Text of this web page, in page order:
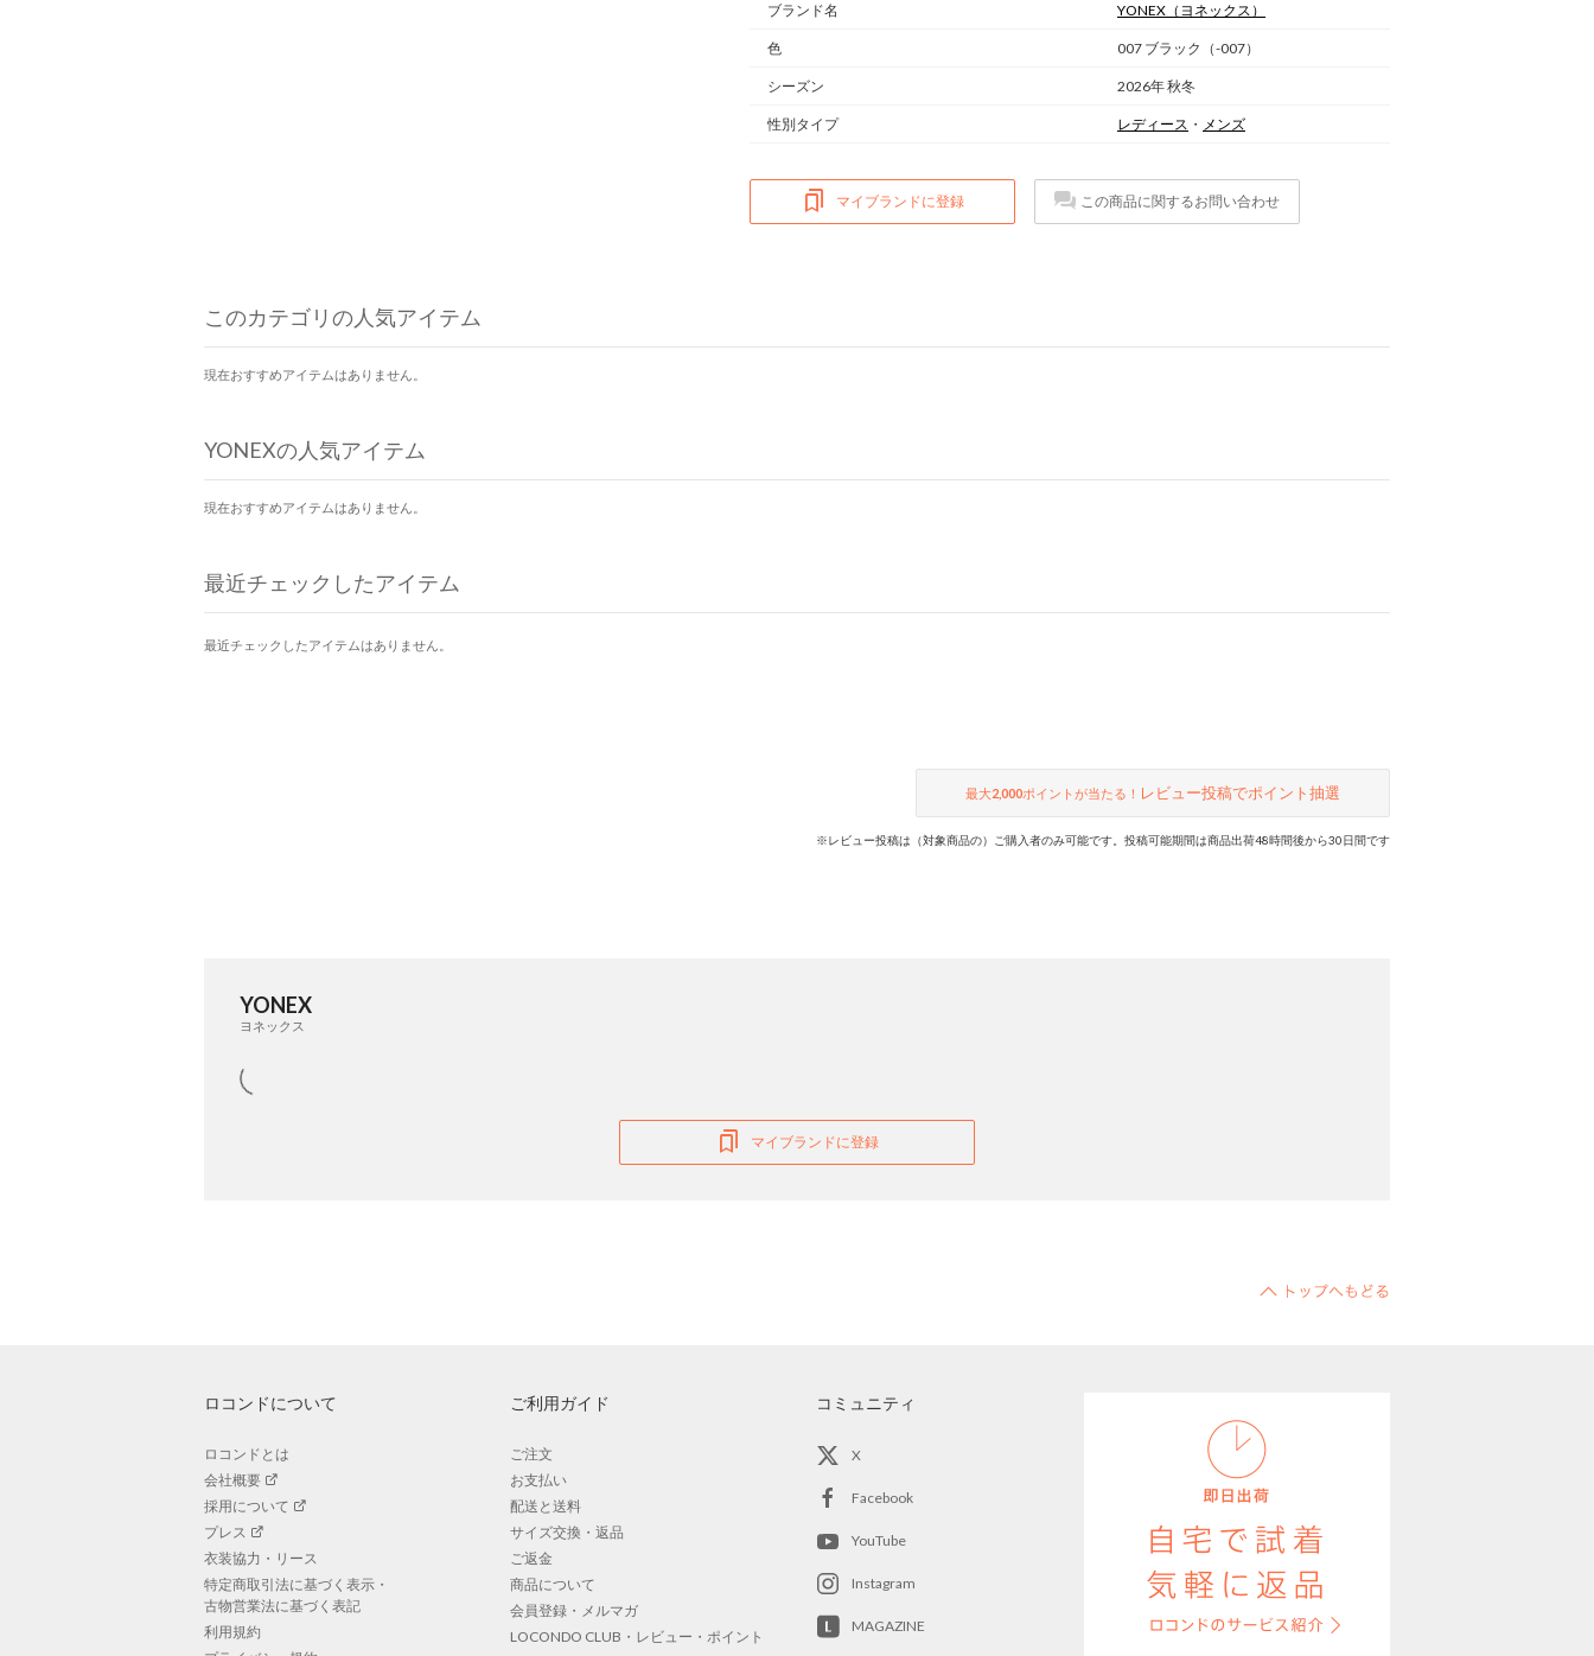
ブランド名 YONEX （ヨネックス）
色 007 ブラック（-007）
シーズン 2026年 秋冬
性別タイプ レディース ・ メンズ
マイブランドに登録 この商品に関するお問い合わせ
このカテゴリの人気アイテム
現在おすすめアイテムはありません。
YONEXの人気アイテム
現在おすすめアイテムはありません。
最近チェックしたアイテム
最近チェックしたアイテムはありません。
最大2,000ポイントが当たる！ レビュー投稿でポイント抽選
※レビュー投稿は（対象商品の）ご購入者のみ可能です。投稿可能期間は商品出荷48時間後から30日間です
YONEX
ヨネックス
マイブランドに登録
ロコンドについて
ロコンドとは
会社概要
採用について
プレス
衣装協力・リース
特定商取引法に基づく表示・
古物営業法に基づく表記
利用規約
ご利用ガイド
ご注文
お支払い
配送と送料
サイズ交換・返品
ご返金
商品について
会員登録・メルマガ
LOCONDO CLUB・レビュー・ポイント
コミュニティ
X
Facebook
YouTube
Instagram
MAGAZINE